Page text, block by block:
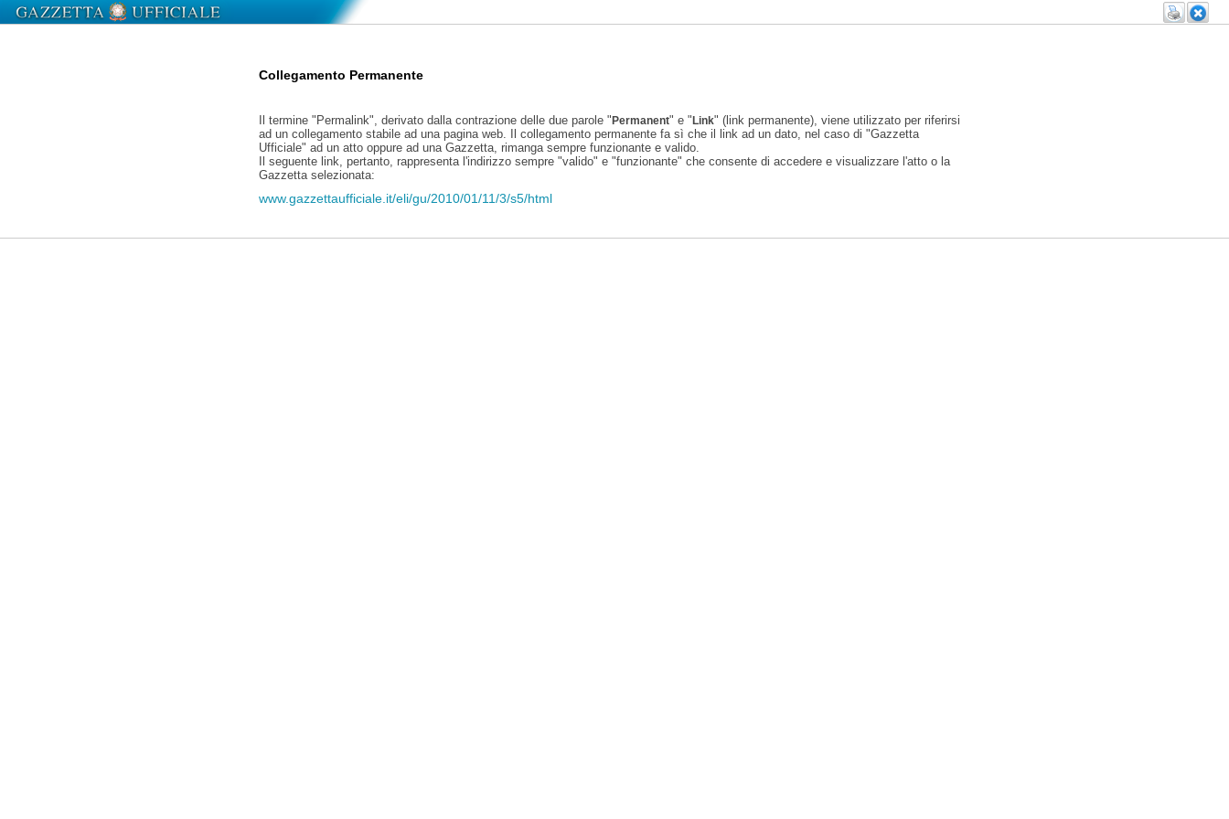
Collegamento Permanente
Il termine "Permalink", derivato dalla contrazione delle due parole "Permanent" e "Link" (link permanente), viene utilizzato per riferirsi
ad un collegamento stabile ad una pagina web. Il collegamento permanente fa sì che il link ad un dato, nel caso di "Gazzetta
Ufficiale" ad un atto oppure ad una Gazzetta, rimanga sempre funzionante e valido.
Il seguente link, pertanto, rappresenta l'indirizzo sempre "valido" e "funzionante" che consente di accedere e visualizzare l'atto o la
Gazzetta selezionata:
www.gazzettaufficiale.it/eli/gu/2010/01/11/3/s5/html